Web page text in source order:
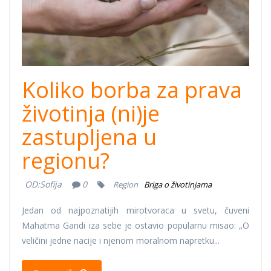
Koliko borba za prava
životinja (ni)je
zastupljena u
regionu?
OD:Sofija 0 Region Briga o životinjama
Jedan od najpoznatijih mirotvoraca u svetu, čuveni
Mahatma Gandi iza sebe je ostavio popularnu misao: „O
veličini jedne nacije i njenom moralnom napretku...